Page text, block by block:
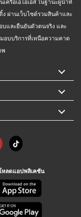
ผ่านเว็บไซต์รวมสินค้าและ
บและยืนยันตัวตนจริง และ
อบบริการที่เหนือความคาด
หลดแอปพลิเคชัน